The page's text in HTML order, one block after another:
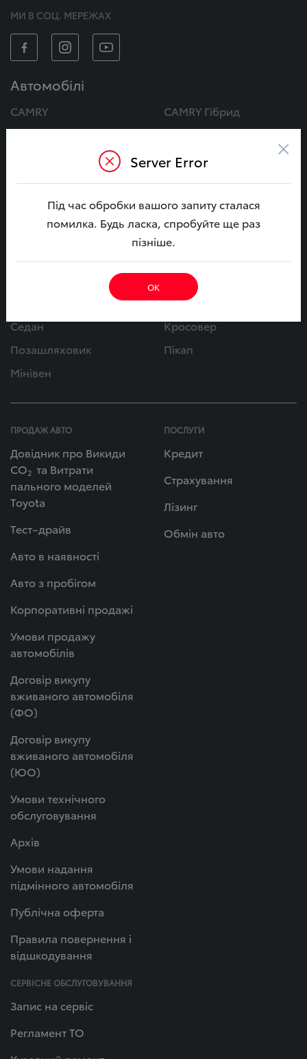
МИ В СОЦ. МЕРЕЖАХ
Автомобілі
CAMRY
CAMRY Гібрид
COROLLA
COROLLA Гібрид
C-HR+
BZ4X Touring
YARIS CROSS Гібрид
RAV4 Гібрид
C-HR Гібрид
COROLLA CROSS Гібрид
LAND CRUISER PRADO
HILUX
PROACE CITY VERSO
PROACE CITY
Седан
Кросовер
Позашляховик
Пікап
Мінівен
ПРОДАЖ АВТО
Довідник про Викиди
СО2 та Витрати
пального моделей
Toyota
Тест–драйв
Авто в наявності
Авто з пробігом
Корпоративні продажі
Умови продажу
автомобілів
Договір викупу
вживаного автомобіля
(ФО)
Договір викупу
вживаного автомобіля
(ЮО)
Умови технічного
обслуговування
Архів
Умови надання
підмінного автомобіля
Публічна оферта
Правила повернення і
відшкодування
ПОСЛУГИ
Кредит
Страхування
Лізинг
Обмін авто
СЕРВІСНЕ ОБСЛУГОВУВАННЯ
Запис на сервіс
Регламент ТО
Server Error ×
Під час обробки вашого запиту сталася
помилка. Будь ласка, спробуйте ще раз
пізніше.
ОК